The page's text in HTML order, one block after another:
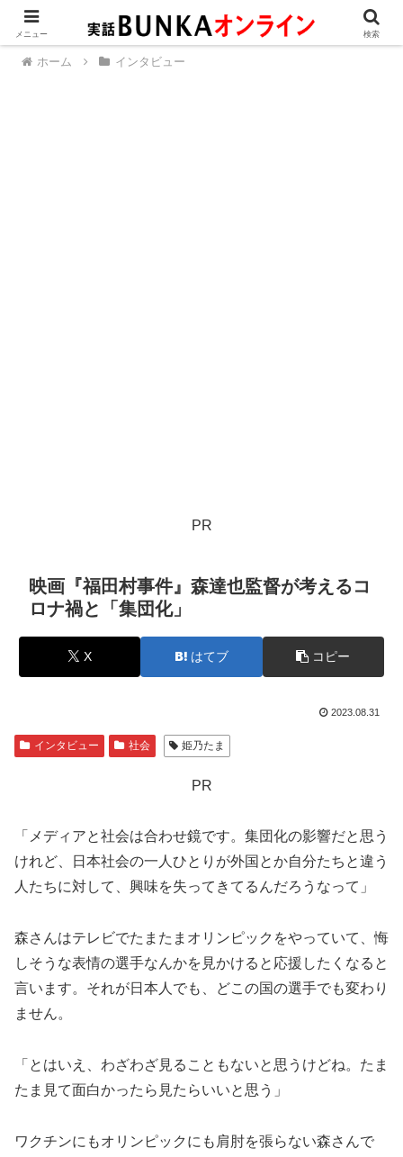
ホーム インタビュー
PR
映画『福田村事件』森達也監督が考えるコ
ロナ禍と「集団化」
X はてブ コピー
2023.08.31
インタビュー 社会 姫乃たま
PR
「メディアと社会は合わせ鏡です。集団化の影響だと思う
けれど、日本社会の一人ひとりが外国とか自分たちと違う
人たちに対して、興味を失ってきてるんだろうなって」
森さんはテレビでたまたまオリンピックをやっていて、悔
しそうな表情の選手なんかを見かけると応援したくなると
言います。それが日本人でも、どこの国の選手でも変わり
ません。
「とはいえ、わざわざ見ることもないと思うけどね。たま
たま見て面白かったら見たらいいと思う」
ワクチンにもオリンピックにも肩肘を張らない森さんで
メニュー 検索